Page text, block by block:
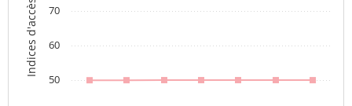
50
60
70